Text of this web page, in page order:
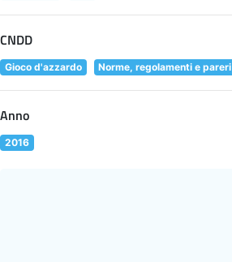
CNDD
Gioco d'azzardo Norme, regolamenti e pareri
Anno
2016